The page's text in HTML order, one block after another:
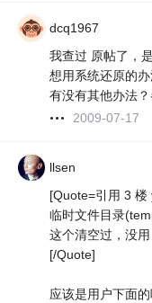
dcq1967
我查过 原帖了，
想用系统还原的办
有没有其他办法？
2009-07-17
llsen
[Quote=引用 3 楼
临时文件目录
这个清空过，没用
[/Quote]
应该是用户下面